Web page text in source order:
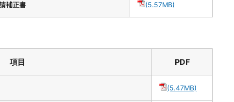
補正書 (5.57MB)
項目 PDF
(5.47MB)